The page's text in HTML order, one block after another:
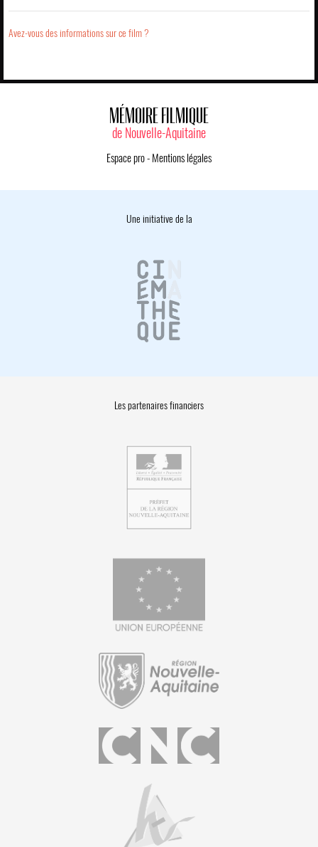
Avez-vous des informations sur ce film ?
MÉMOIRE FILMIQUE
de Nouvelle-Aquitaine
Espace pro- Mentions légales
Une initiative de la
Les partenaires financiers